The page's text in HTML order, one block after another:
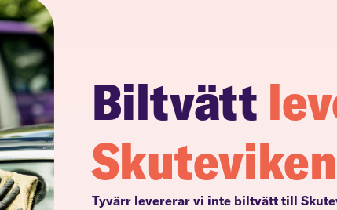
Biltvätt
Skuteviken
Tyvärr levererar vi inte biltvätt till